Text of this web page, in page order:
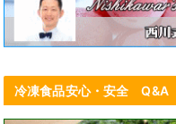
2022年4月20日
冷凍食品安心・安全 Q&A